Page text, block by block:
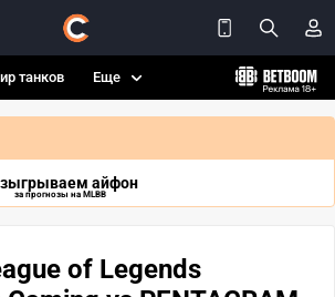
танков Еще
айфон
за прогнозы на MLBB
of Legends